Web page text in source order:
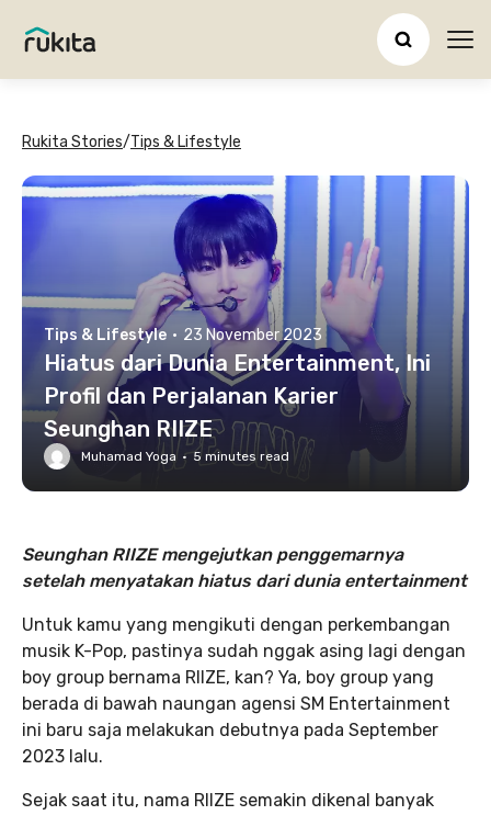
Rukita Stories/Tips & Lifestyle
Tips & Lifestyle · 23 November 2023
Hiatus dari Dunia Entertainment, Ini
Profil dan Perjalanan Karier
Seunghan RIIZE
Muhamad Yoga · 5 minutes read
Seunghan RIIZE mengejutkan penggemarnya
setelah menyatakan hiatus dari dunia entertainment
Untuk kamu yang mengikuti dengan perkembangan
musik K-Pop, pastinya sudah nggak asing lagi dengan
boy group bernama RIIZE, kan? Ya, boy group yang
berada di bawah naungan agensi SM Entertainment
ini baru saja melakukan debutnya pada September
2023 lalu.
Sejak saat itu, nama RIIZE semakin dikenal banyak